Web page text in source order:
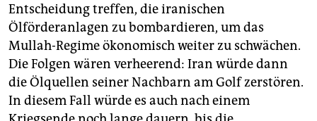
Entscheidung treffen, die iranischen
Ölförderanlagen zu bombardieren, um das
Mullah-Regime ökonomisch weiter zu schwächen.
Die Folgen wären verheerend: Iran würde dann
die Ölquellen seiner Nachbarn am Golf zerstören.
In diesem Fall würde es auch nach einem